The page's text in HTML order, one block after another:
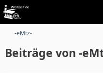
-eMtz-
Beiträge von -